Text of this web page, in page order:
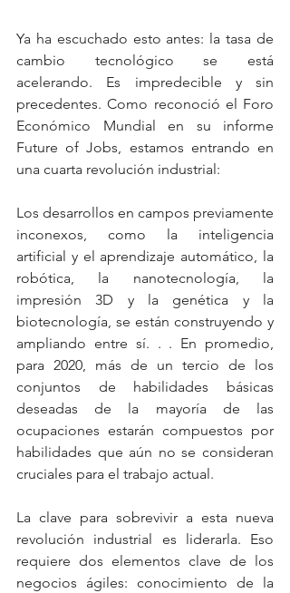
Ya ha escuchado esto antes: la tasa de
cambio tecnológico se está
acelerando. Es impredecible y sin
precedentes. Como reconoció el Foro
Económico Mundial en su informe
Future of Jobs, estamos entrando en
una cuarta revolución industrial:
Los desarrollos en campos previamente
inconexos, como la inteligencia
artificial y el aprendizaje automático, la
robótica, la nanotecnología, la
impresión 3D y la genética y la
biotecnología, se están construyendo y
ampliando entre sí. . . En promedio,
para 2020, más de un tercio de los
conjuntos de habilidades básicas
deseadas de la mayoría de las
ocupaciones estarán compuestos por
habilidades que aún no se consideran
cruciales para el trabajo actual.
La clave para sobrevivir a esta nueva
revolución industrial es liderarla. Eso
requiere dos elementos clave de los
negocios ágiles: conocimiento de la